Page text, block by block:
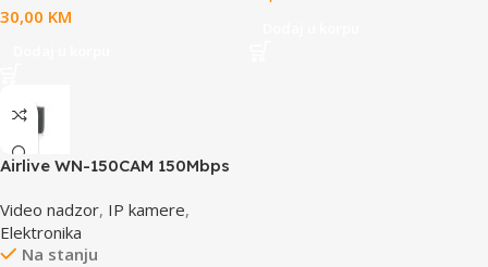
30,00 KM
Airlive WN-150CAM 150Mbps
Video nadzor, IP kamere,
Elektronika
Na stanju